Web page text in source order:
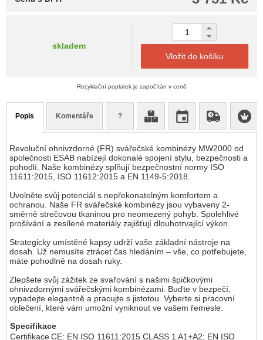
skladem
Vložit do košíku
Recyklační poplatek je započítán v ceně
Popis Komentáře ?
Revoluční ohnivzdorné (FR) svářečské kombinézy MW2000 od
společnosti ESAB nabízejí dokonalé spojení stylu, bezpečnosti a
pohodlí. Naše kombinézy splňují bezpečnostní normy ISO
11611:2015, ISO 11612:2015 a EN 1149-5:2018.
Uvolněte svůj potenciál s nepřekonatelným komfortem a
ochranou. Naše FR svářečské kombinézy jsou vybaveny 2-
směrně strečovou tkaninou pro neomezený pohyb. Spolehlivé
prošívání a zesílené materiály zajišťují dlouhotrvající výkon.
Strategicky umístěné kapsy udrží vaše základní nástroje na
dosah. Už nemusíte ztrácet čas hledáním – vše, co potřebujete,
máte pohodlně na dosah ruky.
Zlepšete svůj zážitek ze svařování s našimi špičkovými
ohnivzdornými svářečskými kombinézami. Buďte v bezpečí,
vypadejte elegantně a pracujte s jistotou. Vyberte si pracovní
oblečení, které vám umožní vyniknout ve vašem řemesle.
Specifikace
CertifikaceCE: EN ISO 11611:2015 CLASS 1 A1+A2; EN ISO